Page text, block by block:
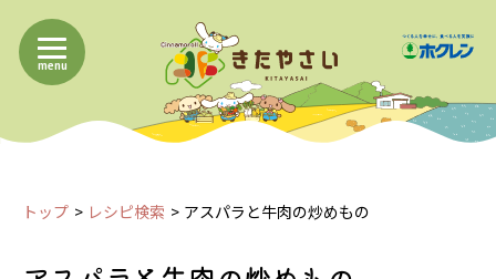
menu
トップ レシピ検索 アスパラと牛肉の炒めもの